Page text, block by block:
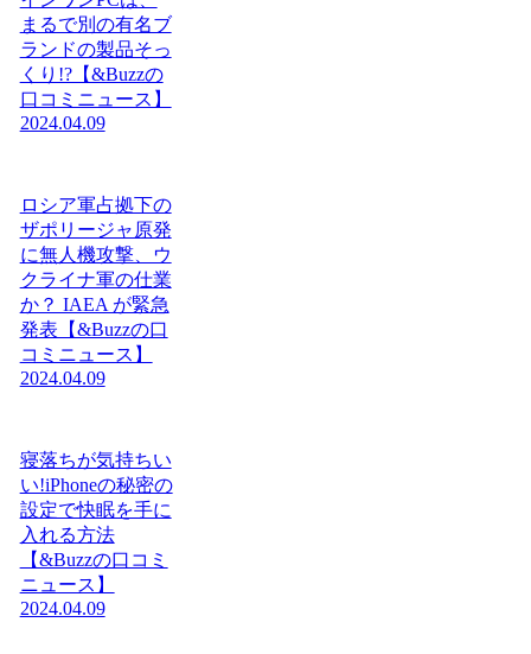
まるで別の有名ブ
ランドの製品そっ
くり!?【&Buzzの
口コミニュース】
2024.04.09
ロシア軍占拠下の
ザポリージャ原発
に無人機攻撃、ウ
クライナ軍の仕業
か？ IAEA が緊急
発表【&Buzzの口
コミニュース】
2024.04.09
寝落ちが気持ちい
い!iPhoneの秘密の
設定で快眠を手に
入れる方法
【&Buzzの口コミ
ニュース】
2024.04.09